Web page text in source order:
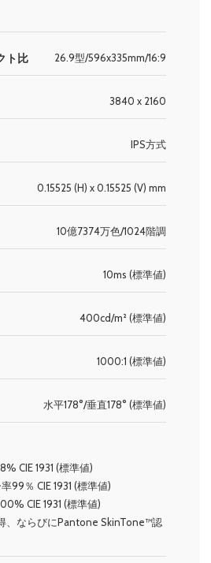
ト比 26.9型/596x335mm/16:9
3840 x 2160
IPS方式
0.15525 (H) x 0.15525 (V) mm
10億7374万色/1024階調
10ms (標準値)
400cd/m² (標準値)
1000:1 (標準値)
水平178°/垂直178° (標準値)
CIE 1931 (標準値)
99％ CIE 1931 (標準値)
CIE 1931 (標準値)
、ならびにPantone SkinTone™認